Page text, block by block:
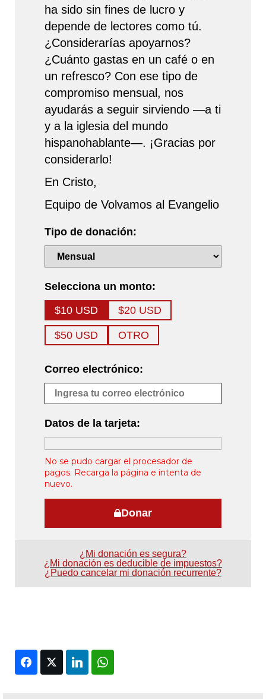
ha sido sin fines de lucro y
depende de lectores como tú.
¿Considerarías apoyarnos?
¿Cuánto gastas en un café o en
un refresco? Con ese tipo de
compromiso mensual, nos
ayudarás a seguir sirviendo —a ti
y a la iglesia del mundo
hispanohablante—. ¡Gracias por
considerarlo!
En Cristo,
Equipo de Volvamos al Evangelio
Tipo de donación:
Selecciona un monto:
$10 USD
$20 USD
$50 USD OTRO
Correo electrónico:
Datos de la tarjeta:
No se pudo cargar el procesador de
pagos. Recarga la página e intenta de
nuevo.
Donar
¿Mi donación es segura?
¿Mi donación es deducible de impuestos?
¿Puedo cancelar mi donación recurrente?
FacebookTwitter LinkedIn